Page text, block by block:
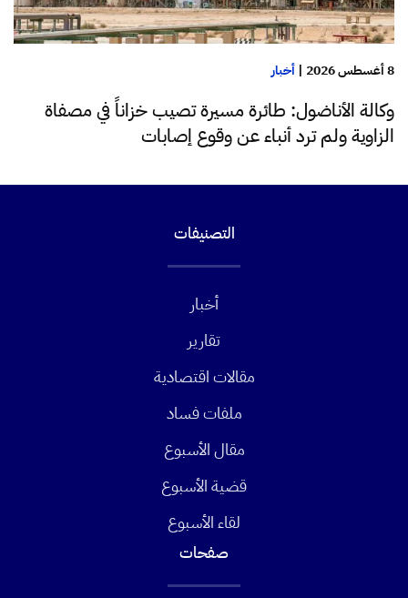
8 أغسطس 2026 | أخبار
وكالة الأناضول: طائرة مسيرة تصيب خزاناً في مصفاة
الزاوية ولم ترد أنباء عن وقوع إصابات
التصنيفات
أخبار
تقارير
مقالات اقتصادية
ملفات فساد
مقال الأسبوع
قضية الأسبوع
لقاء الأسبوع
صفحات